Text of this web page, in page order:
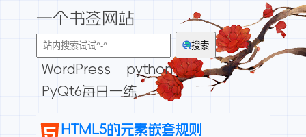
一个书签网站
搜索
WordPress
python
PyQt6每日一练
HTML5的元素嵌套规则